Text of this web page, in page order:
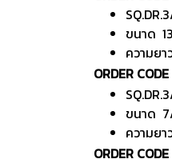
ขนาด
ความย
ORDER
ขนาด
ความย
ORDER